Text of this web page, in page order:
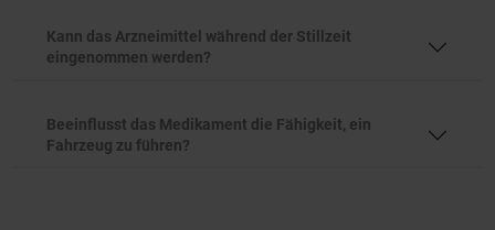
Kann das Arzneimittel während der Stillzeit
eingenommen werden?
Beeinflusst das Medikament die Fähigkeit, ein
Fahrzeug zu führen?